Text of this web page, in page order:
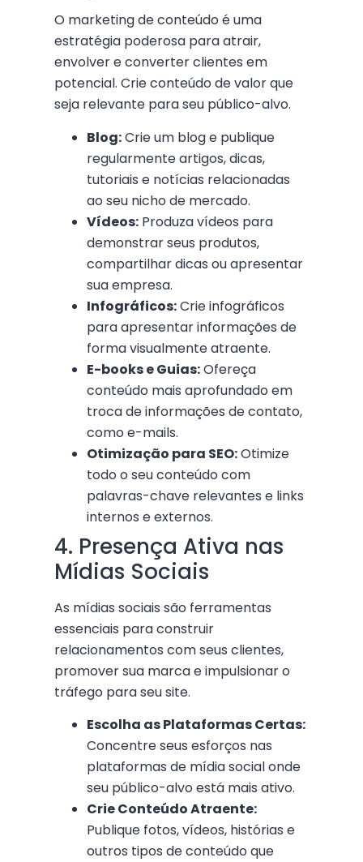
O marketing de conteúdo é uma
estratégia poderosa para atrair,
envolver e converter clientes em
potencial. Crie conteúdo de valor que
seja relevante para seu público-alvo.
Blog:Crie um blog e publique
regularmente artigos, dicas,
tutoriais e notícias relacionadas
ao seu nicho de mercado.
Vídeos: Produza vídeos para
demonstrar seus produtos,
compartilhar dicas ou apresentar
sua empresa.
Infográficos:Crie infográficos
para apresentar informações de
forma visualmente atraente.
E-books e Guias:Ofereça
conteúdo mais aprofundado em
troca de informações de contato,
como e-mails.
Otimização para SEO:Otimize
todo o seu conteúdo com
palavras-chave relevantes e links
internos e externos.
4. Presença Ativa nas
Mídias Sociais
As mídias sociais são ferramentas
essenciais para construir
relacionamentos com seus clientes,
promover sua marca e impulsionar o
tráfego para seu site.
Escolha as Plataformas Certas:
Concentre seus esforços nas
plataformas de mídia social onde
seu público-alvo está mais ativo.
Crie Conteúdo Atraente:
Publique fotos, vídeos, histórias e
outros tipos de conteúdo que